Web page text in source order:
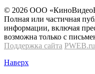
© 2026 OOО
Полная или частичная
информации, включая
возможна только с
Поддержка сайта PWEB.ru
Наверх